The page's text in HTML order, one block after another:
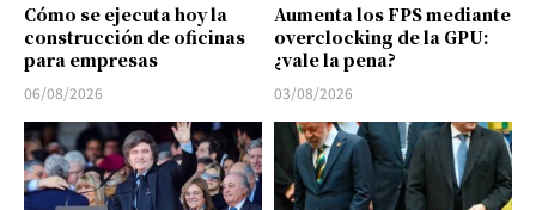
Cómo se ejecuta hoy la
construcción de oficinas
para empresas
06/08/2026
Aumenta los FPS mediante
overclocking de la GPU:
¿vale la pena?
03/08/2026